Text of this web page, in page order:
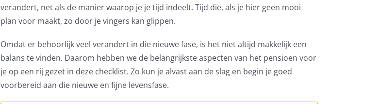
verandert, net als de manier waarop je je tijd indeelt. Tijd die, als je hier geen mooi
plan voor maakt, zo door je vingers kan glippen.
Omdat er behoorlijk veel verandert in die nieuwe fase, is het niet altijd makkelijk een
balans te vinden. Daarom hebben we de belangrijkste aspecten van het pensioen voor
je op een rij gezet in deze checklist. Zo kun je alvast aan de slag en begin je goed
voorbereid aan die nieuwe en fijne levensfase.